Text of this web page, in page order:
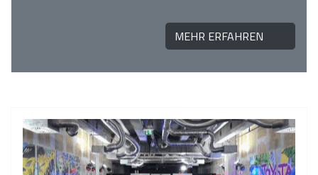
MEHR ERFAHREN